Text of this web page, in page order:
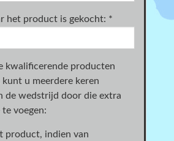
het product is gekocht: *
kwalificerende producten
u meerdere keren
de wedstrijd door die extra
voegen:
product, indien van